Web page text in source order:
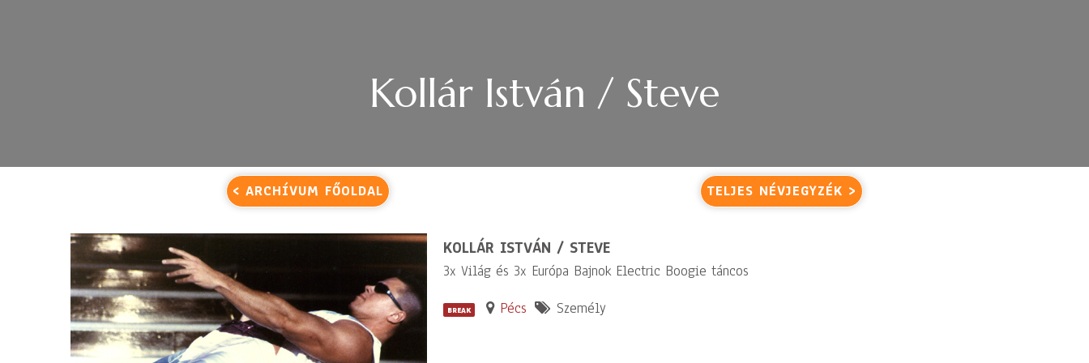
Kollár István / Steve
< ARCHÍVUM FŐOLDAL TELJES NÉVJEGYZÉK >
KOLLÁR ISTVÁN / STEVE
3x Világ és 3x Európa Bajnok Electric Boogie táncos
BREAK Pécs Személy